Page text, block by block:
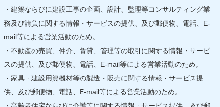
・建築ならびに建設工事の企画、設計、監理等コンサルティング業
務及び請負に関する情報・サービスの提供、及び郵便物、電話、E-
mail等による営業活動のため。
・不動産の売買、仲介、賃貸、管理等の取引に関する情報・サービ
スの提供、及び郵便物、電話、E-mail等による営業活動のため。
・家具・建設用資機材等の製造・販売に関する情報・サービス提
供、及び郵便物、電話、E-mail等による営業活動のため。